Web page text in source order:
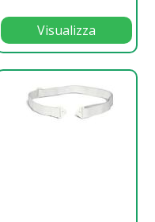
Visualizza